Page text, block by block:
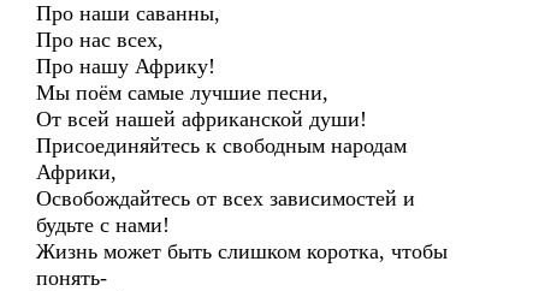
Про наши саванны,
Про нас всех,
Про нашу Африку!
Мы поём самые лучшие песни,
От всей нашей африканской души!
Присоединяйтесь к свободным народам
Африки,
Освобождайтесь от всех зависимостей и
будьте с нами!
Жизнь может быть слишком коротка, чтобы
понять-